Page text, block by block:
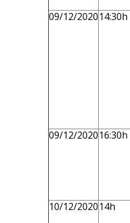
09/12/202014:30h
09/12/202016:30h
10/12/202014h